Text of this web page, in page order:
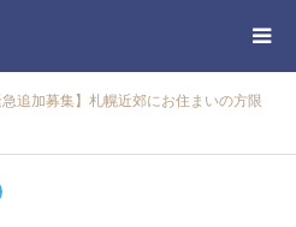
急追加募集】札幌近郊にお住まいの方限